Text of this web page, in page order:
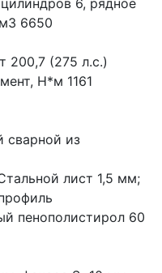
6, рядное
6650
200,7 (275 л.с.)
Н*м 1161
сварной из
лист 1,5 мм;
пенополистирол 60